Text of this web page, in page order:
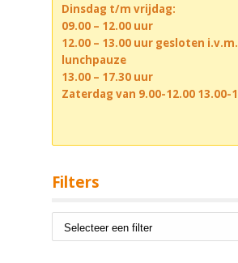
Dinsdag t/m vrijdag:
09.00 – 12.00 uur
12.00 – 13.00 uur gesloten i.v.m.
lunchpauze
13.00 – 17.30 uur
Zaterdag van 9.00-12.00 13.00-
Filters